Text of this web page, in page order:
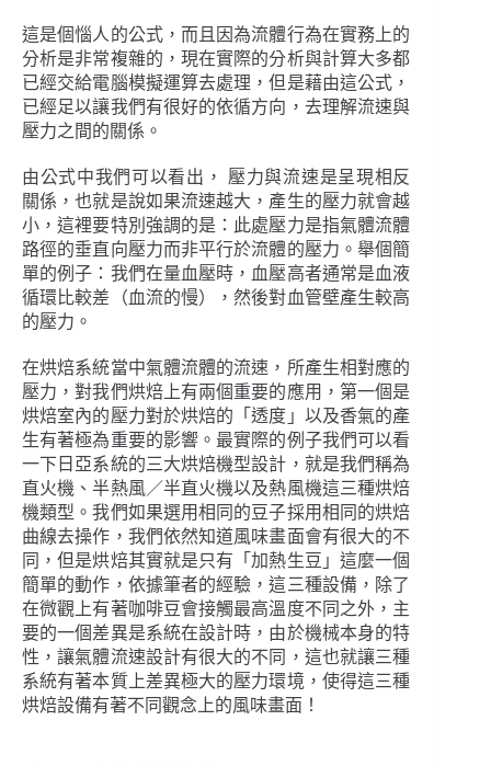
這是個惱人的公式，而且因為流體行為在實務上的
分析是非常複雜的，現在實際的分析與計算大多都
已經交給電腦模擬運算去處理，但是藉由這公式，
已經足以讓我們有很好的依循方向，去理解流速與
壓力之間的關係。
由公式中我們可以看出， 壓力與流速是呈現相反
關係，也就是說如果流速越大，產生的壓力就會越
小，這裡要特別強調的是：此處壓力是指氣體流體
路徑的垂直向壓力而非平行於流體的壓力。舉個簡
單的例子：我們在量血壓時，血壓高者通常是血液
循環比較差（血流的慢），然後對血管壁產生較高
的壓力。
在烘焙系統當中氣體流體的流速，所產生相對應的
壓力，對我們烘焙上有兩個重要的應用，第一個是
烘焙室內的壓力對於烘焙的「透度」以及香氣的產
生有著極為重要的影響。最實際的例子我們可以看
一下日亞系統的三大烘焙機型設計，就是我們稱為
直火機、半熱風／半直火機以及熱風機這三種烘焙
機類型。我們如果選用相同的豆子採用相同的烘焙
曲線去操作，我們依然知道風味畫面會有很大的不
同，但是烘焙其實就是只有「加熱生豆」這麼一個
簡單的動作，依據筆者的經驗，這三種設備，除了
在微觀上有著咖啡豆會接觸最高溫度不同之外，主
要的一個差異是系統在設計時，由於機械本身的特
性，讓氣體流速設計有很大的不同，這也就讓三種
系統有著本質上差異極大的壓力環境，使得這三種
烘焙設備有著不同觀念上的風味畫面！